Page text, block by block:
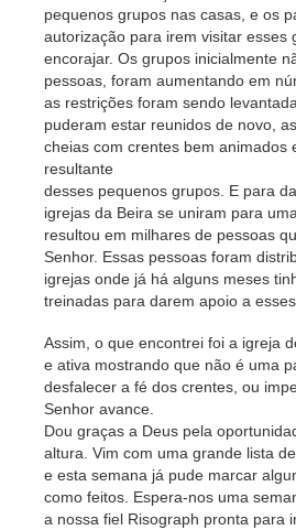
pequenos grupos nas casas, e os
autorização para irem visitar esses
encorajar. Os grupos inicialmente
pessoas, foram aumentando em
as restrições foram sendo
puderam estar reunidos de novo,
cheias com crentes bem animados
resultante
desses pequenos grupos. E para
igrejas da Beira se uniram para
resultou em milhares de pessoas
Senhor. Essas pessoas foram
igrejas onde já há alguns meses ti
treinadas para darem apoio a
Assim, o que encontrei foi a igreja
e ativa mostrando que não é uma
desfalecer a fé dos crentes, ou
Senhor avance.
Dou graças a Deus pela
altura. Vim com uma grande lista
e esta semana já pude marcar
como feitos. Espera-nos uma
a nossa fiel Risograph pronta para